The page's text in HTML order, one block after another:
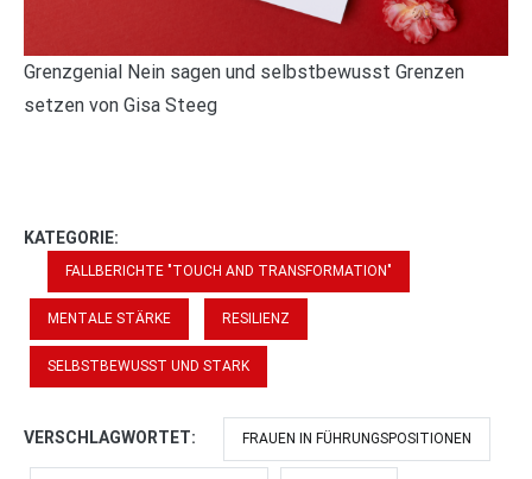
Grenzgenial Nein sagen und selbstbewusst Grenzen
setzen von Gisa Steeg
KATEGORIE:
FALLBERICHTE "TOUCH AND TRANSFORMATION"
MENTALE STÄRKE RESILIENZ
SELBSTBEWUSST UND STARK
VERSCHLAGWORTET: FRAUEN IN FÜHRUNGSPOSITIONEN